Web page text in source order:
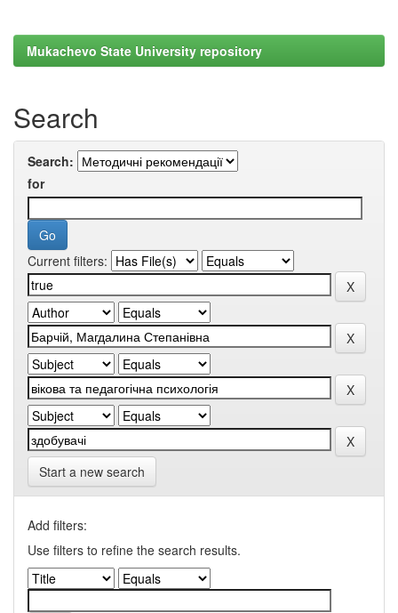
Mukachevo State University repository
Search
Search:
for
Current filters:
Start a new search
Add filters:
Use filters to refine the search results.